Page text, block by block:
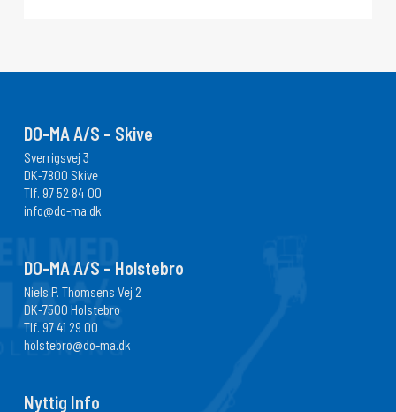
DO-MA A/S – Skive
Sverrigsvej 3
DK-7800 Skive
Tlf. 97 52 84 00
info@do-ma.dk
DO-MA A/S – Holstebro
Niels P. Thomsens Vej 2
DK-7500 Holstebro
Tlf. 97 41 29 00
holstebro@do-ma.dk
Nyttig Info